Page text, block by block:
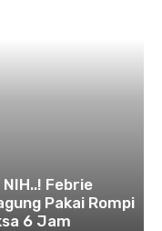
NIH..! Febrie
Pakai Rompi
6 Jam